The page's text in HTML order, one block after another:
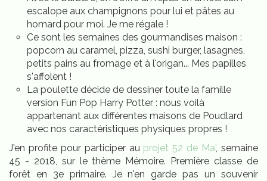
escalope aux champignons pour lui et pâtes au
homard pour moi. Je me régale !
Ce sont les semaines des gourmandises maison :
popcorn au caramel, pizza, sushi burger, lasagnes,
petits pains au fromage et à l'origan... Mes papilles
s'affolent !
La poulette décide de dessiner toute la famille
version Fun Pop Harry Potter : nous voilà
appartenant aux différentes maisons de Poudlard
avec nos caractéristiques physiques propres !
J'en profite pour participer au projet 52 de Ma', semaine
45 - 2018, sur le thème Mémoire. Première classe de
forêt en 3e primaire. Je n'en garde pas un souvenir